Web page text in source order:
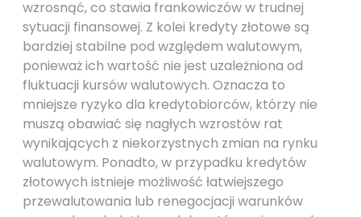
wzrosnąć, co stawia frankowiczów w trudnej
sytuacji finansowej. Z kolei kredyty złotowe są
bardziej stabilne pod względem walutowym,
ponieważ ich wartość nie jest uzależniona od
fluktuacji kursów walutowych. Oznacza to
mniejsze ryzyko dla kredytobiorców, którzy nie
muszą obawiać się nagłych wzrostów rat
wynikających z niekorzystnych zmian na rynku
walutowym. Ponadto, w przypadku kredytów
złotowych istnieje możliwość łatwiejszego
przewalutowania lub renegocjacji warunków